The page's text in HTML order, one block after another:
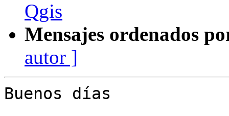
Qgis
Mensajes ordenados
autor ]
Buenos días